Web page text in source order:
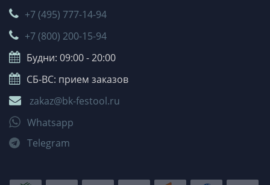
+7 (495) 777-14-94
+7 (800) 200-15-94
Будни: 09:00 - 20:00
СБ-ВС: прием заказов
zakaz@bk-festool.ru
Whatsapp
Telegram